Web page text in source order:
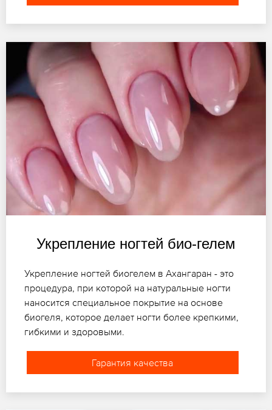
Укрепление ногтей био-гелем
Укрепление ногтей биогелем в Ахангаран - это
процедура, при которой на натуральные ногти
наносится специальное покрытие на основе
биогеля, которое делает ногти более крепкими,
гибкими и здоровыми.
Гарантия качества